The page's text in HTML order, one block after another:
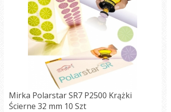
Mirka Polarstar SR7 P2500 Krążki
Ścierne 32 mm 10 Szt